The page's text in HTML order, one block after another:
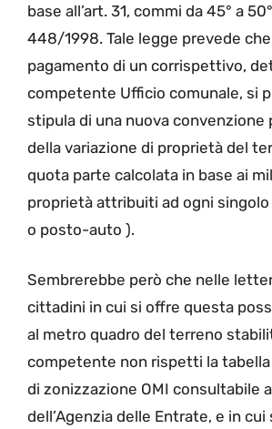
base all’art. 31, commi da 45° a
448/1998. Tale legge prevede
pagamento di un corrispettivo,
competente Ufficio comunale, si
stipula di una nuova convenzione
della variazione di proprietà del
quota parte calcolata in base ai
proprietà attribuiti ad ogni
o posto-auto ).
Sembrerebbe però che nelle
cittadini in cui si offre questa
al metro quadro del terreno
competente non rispetti la
di zonizzazione OMI consultabile
dell’Agenzia delle Entrate, e in cui